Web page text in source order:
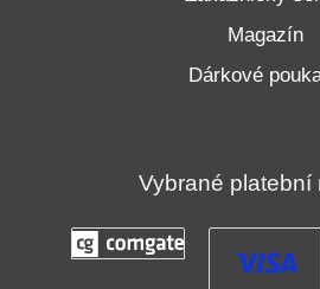
Magazín
Dárkové
Vybrané platební